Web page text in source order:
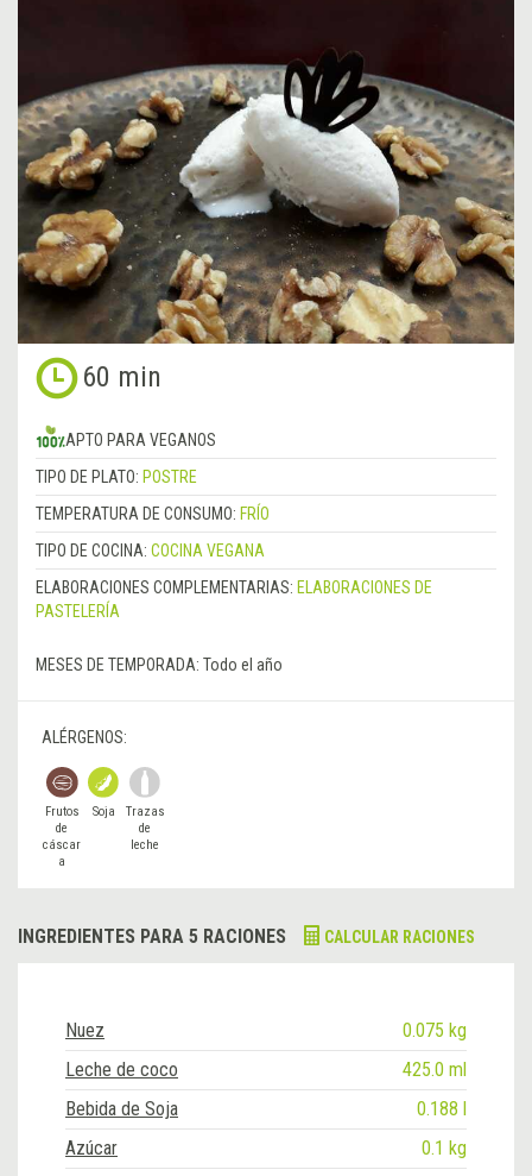
60 min
APTO PARA VEGANOS
TIPO DE PLATO: POSTRE
TEMPERATURA DE CONSUMO: FRÍO
TIPO DE COCINA: COCINA VEGANA
ELABORACIONES COMPLEMENTARIAS: ELABORACIONES DE
PASTELERÍA
MESES DE TEMPORADA: Todo el año
ALÉRGENOS:
Frutos
de
cáscar
a
Soja
Trazas
de
leche
INGREDIENTES PARA 5 RACIONES CALCULAR RACIONES
Nuez
0.075 kg
Leche de coco
425.0 ml
Bebida de Soja
0.188 l
Azúcar
0.1 kg